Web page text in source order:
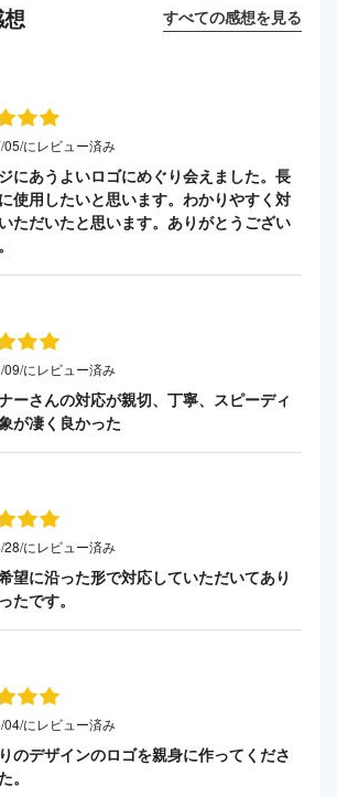
すべての感想を見る
にレビュー済み
にあうよいロゴにめぐり会えました。長
使用したいと思います。わかりやすく対
ただいたと思います。ありがとうござい
にレビュー済み
ーさんの対応が親切、丁寧、スピーディ
が凄く良かった
にレビュー済み
望に沿った形で対応していただいてあり
たです。
にレビュー済み
のデザインのロゴを親身に作ってくださ
。